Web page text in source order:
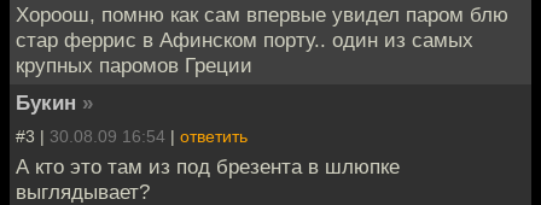
Хороош, помню как сам впервые увидел паром блю
стар феррис в Афинском порту.. один из самых
крупных паромов Греции
Букин »
#3 | 30.08.09 16:54 | ответить
А кто это там из под брезента в шлюпке
выглядывает?